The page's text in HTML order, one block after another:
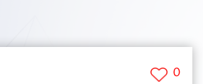
0